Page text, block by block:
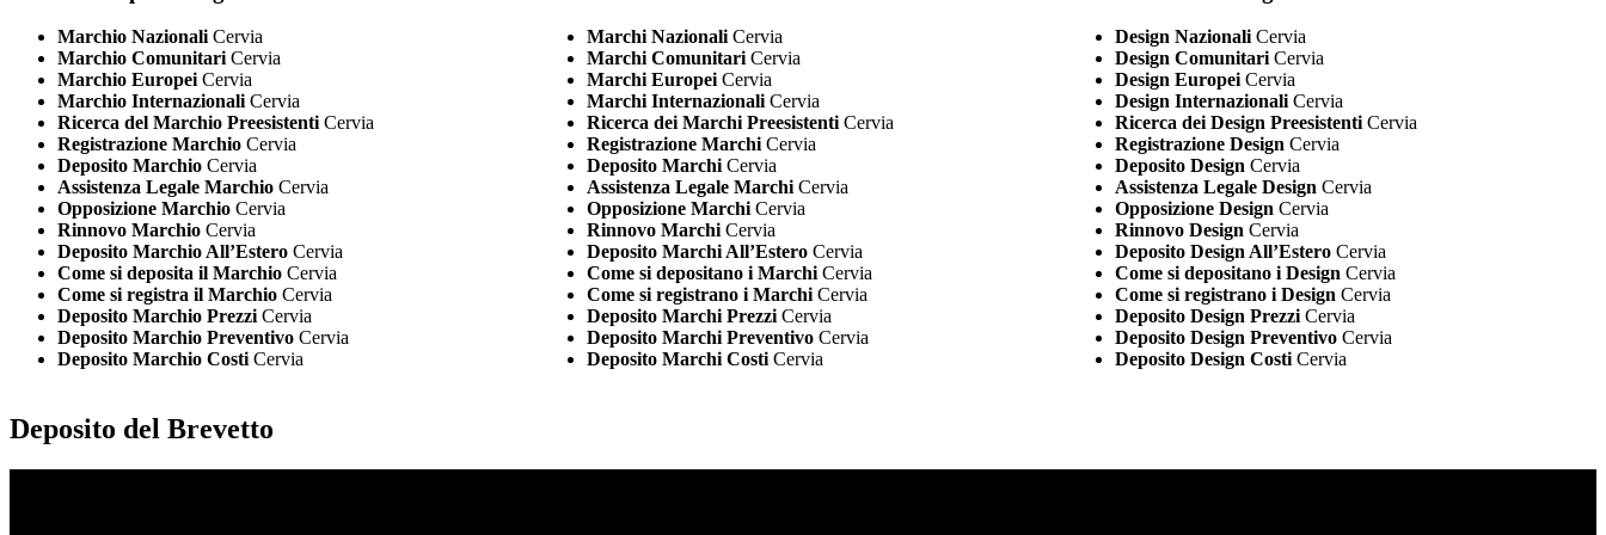
Marchio Nazionali Cervia
Marchio Comunitari Cervia
Marchio Europei Cervia
Marchio Internazionali Cervia
Ricerca del Marchio Preesistenti Cervia
Registrazione Marchio Cervia
Deposito Marchio Cervia
Assistenza Legale Marchio Cervia
Opposizione Marchio Cervia
Rinnovo Marchio Cervia
Deposito Marchio All’Estero Cervia
Come si deposita il Marchio Cervia
Come si registra il Marchio Cervia
Deposito Marchio Prezzi Cervia
Deposito Marchio Preventivo Cervia
Deposito Marchio Costi Cervia
Marchi NazionaliCervia
Marchi ComunitariCervia
Marchi EuropeiCervia
Marchi InternazionaliCervia
Ricerca dei Marchi PreesistentiCervia
Registrazione MarchiCervia
Deposito MarchiCervia
Assistenza Legale MarchiCervia
Opposizione MarchiCervia
Rinnovo MarchiCervia
Deposito Marchi All’EsteroCervia
Come si depositano i MarchiCervia
Come si registrano i MarchiCervia
Deposito Marchi PrezziCervia
Deposito Marchi PreventivoCervia
Deposito Marchi CostiCervia
Design Nazionali Cervia
Design Comunitari Cervia
Design Europei Cervia
Design Internazionali Cervia
Ricerca dei Design Preesistenti Cervia
Registrazione Design Cervia
Deposito Design Cervia
Assistenza Legale Design Cervia
Opposizione Design Cervia
Rinnovo Design Cervia
Deposito Design All’Estero Cervia
Come si depositano i Design Cervia
Come si registrano i Design Cervia
Deposito Design Prezzi Cervia
Deposito Design Preventivo Cervia
Deposito Design Costi Cervia
Deposito del Brevetto